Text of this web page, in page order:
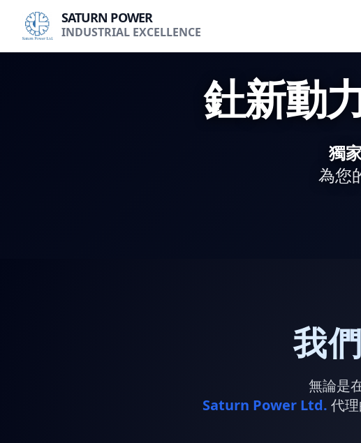
SATURN POWER
INDUSTRIAL EXCELLENCE
釷新動
獨
為您
我
無論是
Saturn Power Ltd. 代